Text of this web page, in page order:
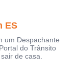
ES
um Despachante
do Trânsito
de casa.